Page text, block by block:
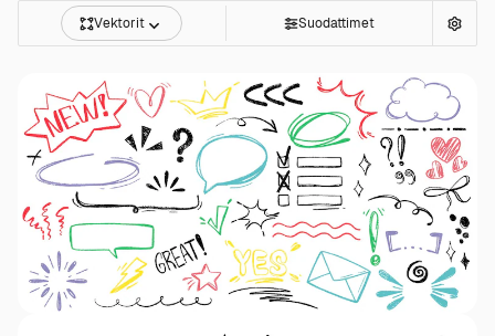
Vektorit Suodattimet